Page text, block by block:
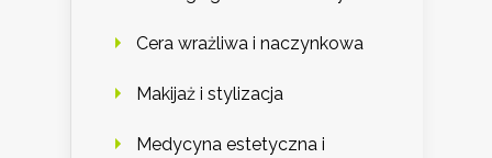
Cera wrażliwa i naczynkowa
Makijaż i stylizacja
Medycyna estetyczna i